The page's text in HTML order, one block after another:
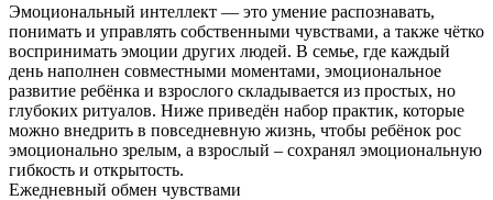
Эмоциональный интеллект — это умение распознавать,
понимать и управлять собственными чувствами, а также чётко
воспринимать эмоции других людей. В семье, где каждый
день наполнен совместными моментами, эмоциональное
развитие ребёнка и взрослого складывается из простых, но
глубоких ритуалов. Ниже приведён набор практик, которые
можно внедрить в повседневную жизнь, чтобы ребёнок рос
эмоционально зрелым, а взрослый – сохранял эмоциональную
гибкость и открытость.
Ежедневный обмен чувствами